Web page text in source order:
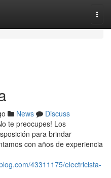
News
Discuss
te preocupes! Los
para brindar
con años de experiencia
43311175/electricista-